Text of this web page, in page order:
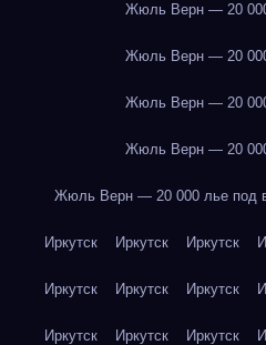
Жюль Верн — 20
Жюль Верн — 20
Жюль Верн — 20
Жюль Верн — 20
Жюль Верн — 20 000 лье под
Иркутск Иркутск Иркутск
Иркутск Иркутск Иркутск
Иркутск Иркутск Иркутск